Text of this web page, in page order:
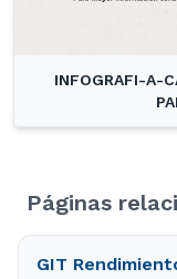
INFOGRAFI-A-
Páginas
GIT